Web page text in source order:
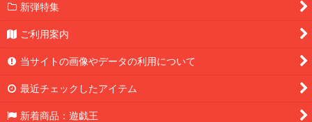
新弾特集
ご利用案内
当サイトの画像やデータの利用について
最近チェックしたアイテム
新着商品：遊戯王